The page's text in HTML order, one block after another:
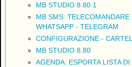
MB STUDIO 8.80.1
MB SMS:
WHATSAPP - TELEGRAM
CONFIGURAZIONE -
MB STUDIO 8.80
AGENDA: ESPORTA LISTA